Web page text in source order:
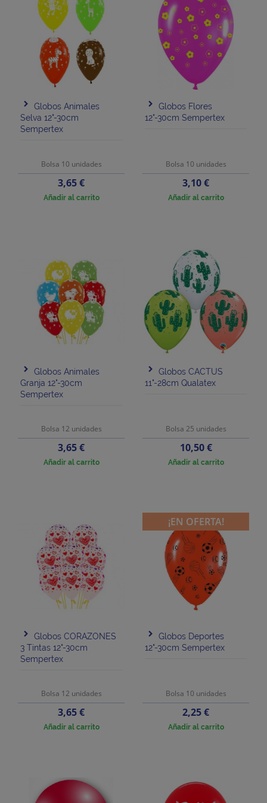
Globos Animales
Selva 12"-30cm
Sempertex
Bolsa 10 unidades
Precio
3,65 €
Añadir al carrito
Globos Flores
12"-30cm Sempertex
Bolsa 10 unidades
Precio
3,10 €
Añadir al carrito
Globos Animales
Granja 12"-30cm
Sempertex
Bolsa 12 unidades
Precio
3,65 €
Añadir al carrito
Globos CACTUS
11"-28cm Qualatex
Bolsa 25 unidades
Precio
10,50 €
Añadir al carrito
Globos CORAZONES
3 Tintas 12"-30cm
Sempertex
Bolsa 12 unidades
Precio
3,65 €
Añadir al carrito
Globos Deportes
12"-30cm Sempertex
Bolsa 10 unidades
Precio
2,25 €
Añadir al carrito
¡EN OFERTA!